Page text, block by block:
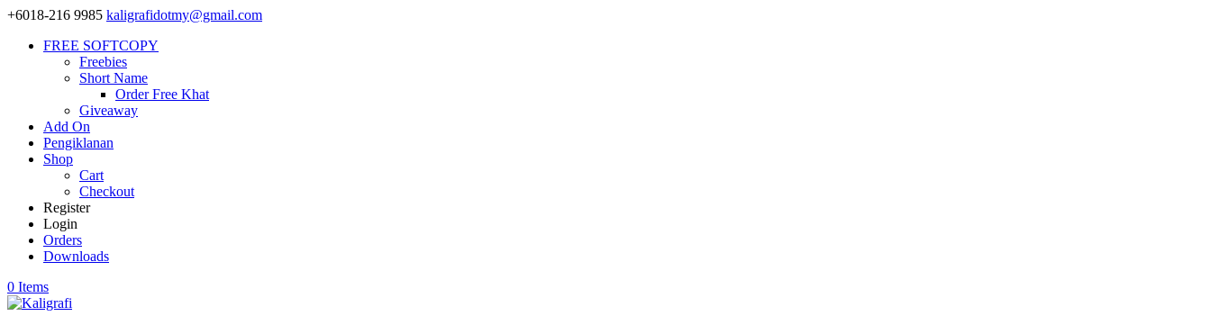
+6018-216 9985 kaligrafidotmy@gmail.com
FREE SOFTCOPY
Freebies
Short Name
Order Free Khat
Giveaway
Add On
Pengiklanan
Shop
Cart
Checkout
Register
Login
Orders
Downloads
0 Items